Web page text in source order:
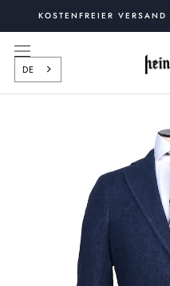
springen
KOSTENFREIER
DE